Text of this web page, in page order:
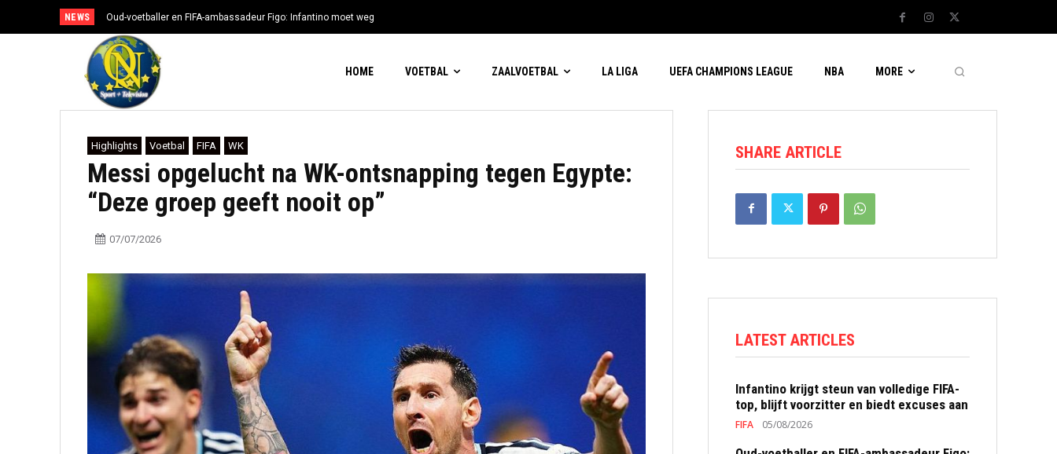
NEWS Oud-voetballer en FIFA-ambassadeur Figo: Infantino moet weg
HOME VOETBAL ZAALVOETBAL LA LIGA UEFA CHAMPIONS LEAGUE NBA MORE
Highlights Voetbal FIFA WK
Messi opgelucht na WK-ontsnapping tegen Egypte:
“Deze groep geeft nooit op”
07/07/2026
SHARE ARTICLE
LATEST ARTICLES
Infantino krijgt steun van volledige FIFA-
top, blijft voorzitter en biedt excuses aan
FIFA 05/08/2026